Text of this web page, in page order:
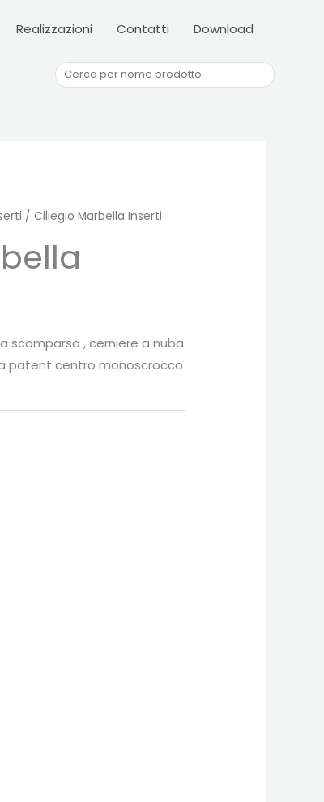
Realizzazioni Contatti Download
/ Ciliegio Marbella Inserti
scomparsa , cerniere a nuba
patent centro monoscrocco